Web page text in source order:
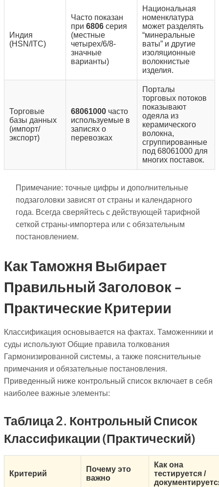
Индия
(HSN/ITC)
Часто показан
при 6806 серия
(местные
четырех/6/8-
значные
варианты)
Национальная
номенклатура
может разделять
“минеральные
ваты” и другие
изоляционные
волокнистые
изделия.
Торговые
базы данных
(импорт/
экспорт)
68061000 часто
используемые в
записях о
перевозках
Порталы
торговых потоков
показывают
одеяла из
керамического
волокна,
сгруппированные
под 68061000 для
многих поставок.
Примечание: точные цифры и дополнительные
подзаголовки зависят от страны и календарного
года. Всегда сверяйтесь с действующей тарифной
сеткой страны-импортера или с обязательным
постановлением.
Как Таможня Выбирает
Правильный Заголовок -
Практические Критерии
Классификация основывается на фактах. Таможенники и
суды используют Общие правила толкования
Гармонизированной системы, а также пояснительные
примечания и обязательные постановления.
Приведенный ниже контрольный список включает в себя
наиболее важные элементы:
Таблица 2. Контрольный Список
Классификации (практический)
Критерий
Почему это
важно
Как она
тестируется /